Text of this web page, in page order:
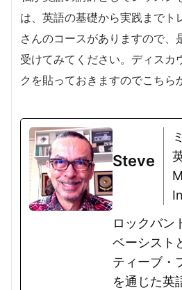
は、英語の基礎から実践までト
さんのコースがありますので、
受けてみてください。ディスカ
クを貼っておきますのでこちら
Steve
ロックバン
ベーシスト
ティーブ・
を通じた英